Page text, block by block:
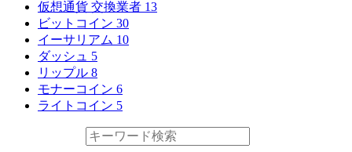
仮想通貨 交換業者 13
ビットコイン 30
イーサリアム 10
ダッシュ 5
リップル 8
モナーコイン 6
ライトコイン 5